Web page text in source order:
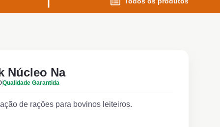
Núcleo Na
Qualidade Garantida
de rações para bovinos leiteiros.